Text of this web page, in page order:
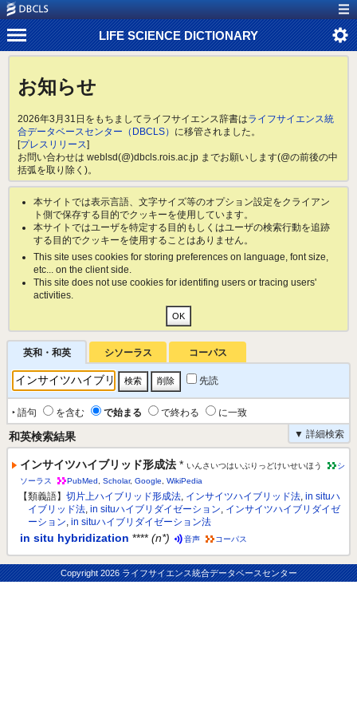
LIFE SCIENCE DICTIONARY
お知らせ
2026年3月31日をもちましてライフサイエンス辞書はライフサイエンス統
合データベースセンター（DBCLS） に移管されました。
[プレスリリース]
お問い合わせは weblsd(@)dbcls.rois.ac.jp までお願いします(@の前後の中
括弧を取り除く)。
本サイトでは表示言語、文字サイズ等のオプション設定をクライアン
ト側で保存する目的でクッキーを使用しています。
本サイトではユーザを特定する目的もしくはユーザの検索行動を追跡
する目的でクッキーを使用することはありません。
This site uses cookies for storing preferences on language, font size,
etc... on the client side.
This site does not use cookies for identifing users or tracing users'
activities.
英和・和英 シソーラス コーパス
先読
‣ 語句 を含む で始まる で終わる
に一致
▼ 詳細検索
和英検索結果
インサイツハイブリッド形成法 * いんさいつはいぶりっどけいせいほう
シ
ソーラス
PubMed Scholar, Google WikiPedia
【類義語】 切片上ハイブリッド形成法, インサイツハイブリッド法, in situハ
イブリッド法, in situハイブリダイゼーション, インサイツハイブリダイゼ
ーション, in situハイブリダイゼーション法
in situ hybridization **** (n*) 音声 コーパス
Copyright2026 ライフサイエンス統合データベースセンター